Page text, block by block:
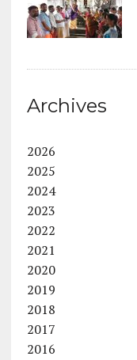
Archives
2026
2025
2024
2023
2022
2021
2020
2019
2018
2017
2016